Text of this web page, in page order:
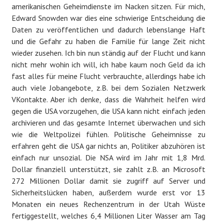
amerikanischen Geheimdienste im Nacken sitzen. Für mich,
Edward Snowden war dies eine schwierige Entscheidung die
Daten zu veröffentlichen und dadurch lebenslange Haft
und die Gefahr zu haben die Familie für lange Zeit nicht
wieder zusehen. Ich bin nun ständig auf der Flucht und kann
nicht mehr wohin ich will, ich habe kaum noch Geld da ich
fast alles für meine Flucht verbrauchte, allerdings habe ich
auch viele Jobangebote, z.B. bei dem Sozialen Netzwerk
VKontakte. Aber ich denke, dass die Wahrheit helfen wird
gegen die USA vorzugehen, die USA kann nicht einfach jeden
archivieren und das gesamte Internet überwachen und sich
wie die Weltpolizei fühlen. Politische Geheimnisse zu
erfahren geht die USA gar nichts an, Politiker abzuhören ist
einfach nur unsozial. Die NSA wird im Jahr mit 1,8 Mrd.
Dollar finanziell unterstützt, sie zahlt z.B. an Microsoft
272 Millionen Dollar damit sie zugriff auf Server und
Sicherheitslücken haben, außerdem wurde erst vor 13
Monaten ein neues Rechenzentrum in der Utah Wüste
fertiggestellt, welches 6,4 Millionen Liter Wasser am Tag